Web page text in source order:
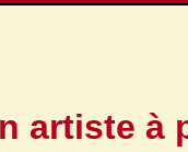
artiste à